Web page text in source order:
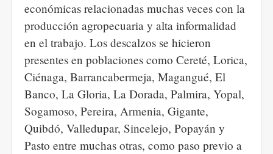
económicas relacionadas muchas veces con la
producción agropecuaria y alta informalidad
en el trabajo. Los descalzos se hicieron
presentes en poblaciones como Cereté, Lorica,
Ciénaga, Barrancabermeja, Magangué, El
Banco, La Gloria, La Dorada, Palmira, Yopal,
Sogamoso, Pereira, Armenia, Gigante,
Quibdó, Valledupar, Sincelejo, Popayán y
Pasto entre muchas otras, como paso previo a